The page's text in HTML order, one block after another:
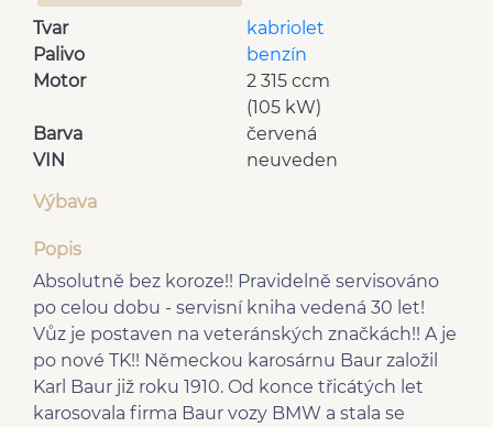
Tvar
kabriolet
Palivo
benzín
Motor
2 315 ccm
(105 kW)
Barva
červená
VIN
neuveden
Výbava
Popis
Absolutně bez koroze!! Pravidelně servisováno
po celou dobu - servisní kniha vedená 30 let!
Vůz je postaven na veteránských značkách!! A je
po nové TK!! Německou karosárnu Baur založil
Karl Baur již roku 1910. Od konce třicátých let
karosovala firma Baur vozy BMW a stala se